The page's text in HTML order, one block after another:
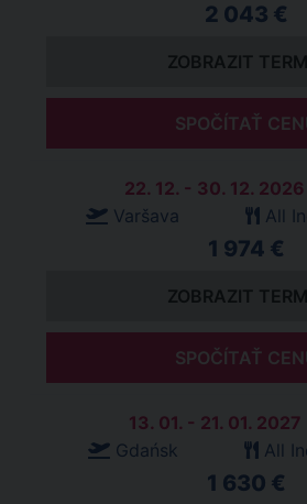
2 043 €
ZOBRAZIT
SPOČÍTAŤ
22. 12. - 30. 12.
Varšava
All
1 974 €
ZOBRAZIT
SPOČÍTAŤ
13. 01. - 21. 01.
Gdańsk
All
1 630 €